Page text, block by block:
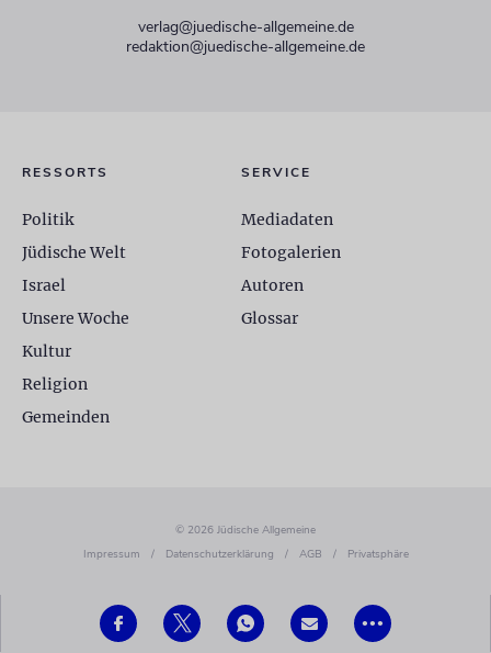
•••
verlag@juedische-allgemeine.de
redaktion@juedische-allgemeine.de
RESSORTS
Politik
Jüdische Welt
Israel
Unsere Woche
Kultur
Religion
Gemeinden
SERVICE
Mediadaten
Fotogalerien
Autoren
Glossar
© 2026 Jüdische Allgemeine
Impressum
/ Datenschutzerklärung / AGB / Privatsphäre